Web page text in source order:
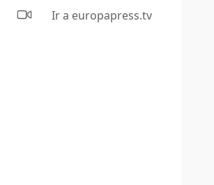
Ir a europapress.tv